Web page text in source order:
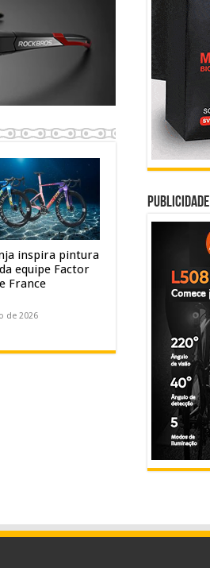
inspira pintura
equipe Factor
France
de 2026
Publicidade